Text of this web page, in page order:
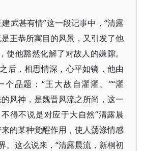
武甚有情”这一段记事中，“清露
王恭所寓目的风景，又引发了他
使他豁然化解了对故人的嫌隙。
后，相思情深，心平如镜，他由
品题：“王大故自濯濯。”“濯
风神，是魏晋风流之所尚，这一
得不说是对应于大自然“清露晨
的某种觉醒作用，使人荡涤情感
。这么说来，“清露晨流，新桐初